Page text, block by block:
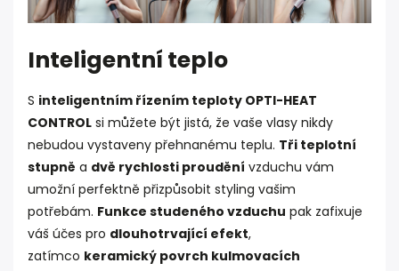
Inteligentní teplo
S inteligentním řízením teploty OPTI-HEAT
CONTROL si můžete být jistá, že vaše vlasy nikdy
nebudou vystaveny přehnanému teplu. Tři teplotní
stupně a dvě rychlosti proudění vzduchu vám
umožní perfektně přizpůsobit styling vašim
potřebám. Funkce studeného vzduchu pak zafixuje
váš účes pro dlouhotrvající efekt,
zatímco keramický povrch kulmovacích